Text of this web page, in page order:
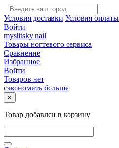
Условия доставки Условия оплаты
Войти
myslitsky nail
Товары ногтевого сервиса
Сравнение
Избранное
Войти
Товаров нет
сэкономить больше
×
Товар добавлен в корзину